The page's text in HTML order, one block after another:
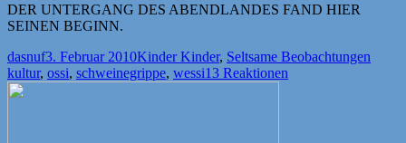
DER UNTERGANG DES ABENDLANDES FAND HIER
SEINEN BEGINN.
Autor
dasnufVeröffentlicht
am
3. Februar 2010Kategorien
Kinder Kinder, Seltsame Beobachtungen
kultur, ossi, schweinegrippe, wessi13 Reaktionen